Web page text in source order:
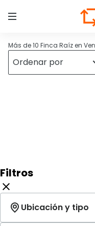
Más de 10 Finca Raíz en
Filtros